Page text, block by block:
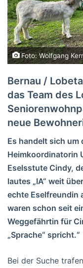
Foto: Wolfgang
Bernau /
das Team des
neue
Es handelt sich um
Heimkoordinatorin
Eselsstute Cindy,
lautes „IA“ weit
echte Eselfreundin
waren schon seit
Weggefährtin für
„Sprache“ spricht.“
Bei der Suche